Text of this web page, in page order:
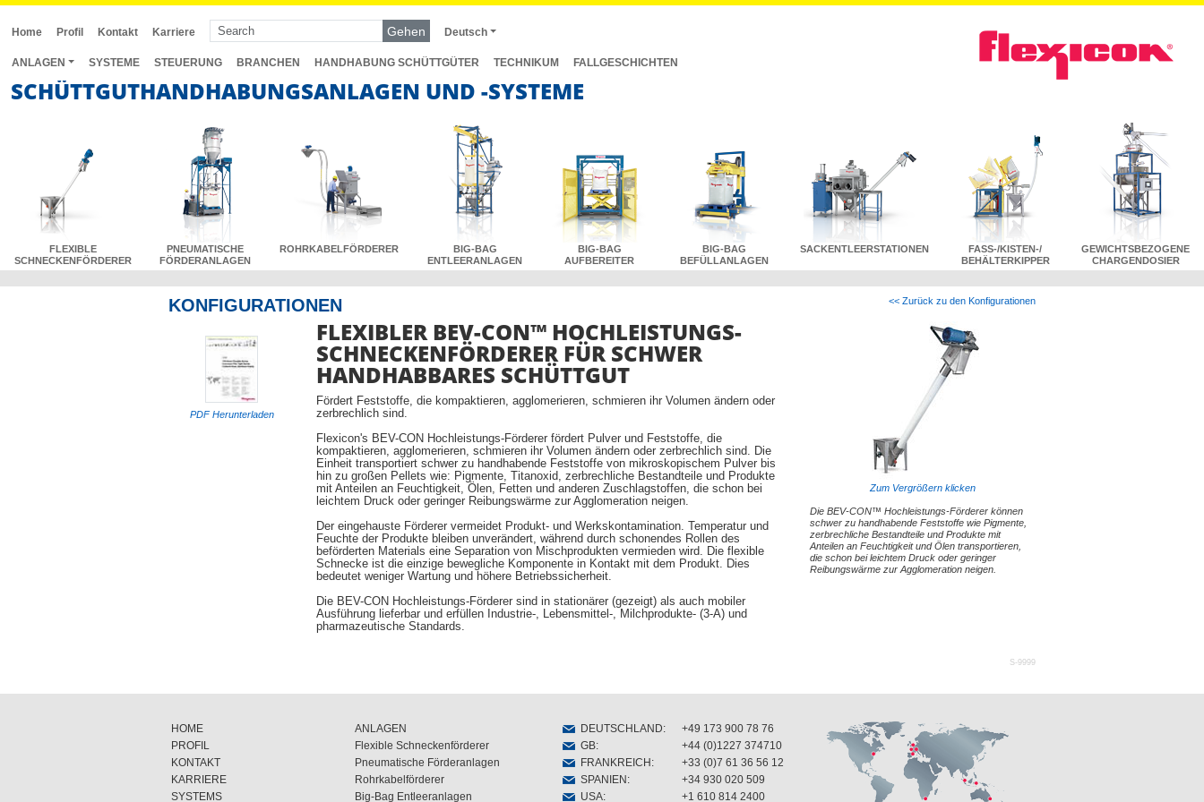
Home Profil Kontakt Karriere Gehen Deutsch
ANLAGEN SYSTEME STEUERUNG BRANCHEN HANDHABUNG SCHÜTTGÜTER TECHNIKUM FALLGESCHICHTEN
SCHÜTTGUTHANDHABUNGSANLAGEN UND -SYSTEME
FLEXIBLE
SCHNECKENFÖRDERER
PNEUMATISCHE
FÖRDERANLAGEN
ROHRKABELFÖRDERER
BIG-BAG
ENTLEERANLAGEN
BIG-BAG
AUFBEREITER
BIG-BAG
BEFÜLLANLAGEN
SACKENTLEERSTATIONEN
FASS-/KISTEN-/
BEHÄLTERKIPPER
GEWICHTSBEZOGENE
CHARGENDOSIER
KONFIGURATIONEN << Zurück zu den Konfigurationen
PDF Herunterladen
FLEXIBLER BEV-CON™ HOCHLEISTUNGS-
SCHNECKENFÖRDERER FÜR SCHWER
HANDHABBARES SCHÜTTGUT
Fördert Feststoffe, die kompaktieren, agglomerieren, schmieren ihr Volumen ändern oder
zerbrechlich sind.
Flexicon's BEV-CON Hochleistungs-Förderer fördert Pulver und Feststoffe, die
kompaktieren, agglomerieren, schmieren ihr Volumen ändern oder zerbrechlich sind. Die
Einheit transportiert schwer zu handhabende Feststoffe von mikroskopischem Pulver bis
hin zu großen Pellets wie: Pigmente, Titanoxid, zerbrechliche Bestandteile und Produkte
mit Anteilen an Feuchtigkeit, Ölen, Fetten und anderen Zuschlagstoffen, die schon bei
leichtem Druck oder geringer Reibungswärme zur Agglomeration neigen.
Der eingehauste Förderer vermeidet Produkt- und Werkskontamination. Temperatur und
Feuchte der Produkte bleiben unverändert, während durch schonendes Rollen des
beförderten Materials eine Separation von Mischprodukten vermieden wird. Die flexible
Schnecke ist die einzige bewegliche Komponente in Kontakt mit dem Produkt. Dies
bedeutet weniger Wartung und höhere Betriebssicherheit.
Die BEV-CON Hochleistungs-Förderer sind in stationärer (gezeigt) als auch mobiler
Ausführung lieferbar und erfüllen Industrie-, Lebensmittel-, Milchprodukte- (3-A) und
pharmazeutische Standards.
Zum Vergrößern klicken
Die BEV-CON™ Hochleistungs-Förderer können
schwer zu handhabende Feststoffe wie Pigmente,
zerbrechliche Bestandteile und Produkte mit
Anteilen an Feuchtigkeit und Ölen transportieren,
die schon bei leichtem Druck oder geringer
Reibungswärme zur Agglomeration neigen.
S-9999
HOME
PROFIL
KONTAKT
KARRIERE
SYSTEMS
ANLAGEN
Flexible Schneckenförderer
Pneumatische Förderanlagen
Rohrkabelförderer
Big-Bag Entleeranlagen
DEUTSCHLAND:
+49 173 900 78 76
GB:
+44 (0)1227 374710
FRANKREICH:
+33 (0)7 61 36 56 12
SPANIEN:
+34 930 020 509
USA: +1 610 814 2400